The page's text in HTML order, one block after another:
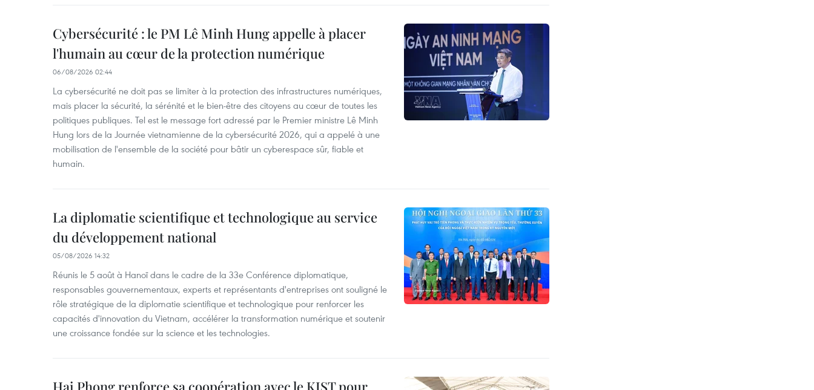
Cybersécurité : le PM Lê Minh Hung appelle à placer
l'humain au cœur de la protection numérique
06/08/2026 02:44
La cybersécurité ne doit pas se limiter à la protection des infrastructures numériques,
mais placer la sécurité, la sérénité et le bien-être des citoyens au cœur de toutes les
politiques publiques. Tel est le message fort adressé par le Premier ministre Lê Minh
Hung lors de la Journée vietnamienne de la cybersécurité 2026, qui a appelé à une
mobilisation de l'ensemble de la société pour bâtir un cyberespace sûr, fiable et
humain.
La diplomatie scientifique et technologique au service
du développement national
05/08/2026 14:32
Réunis le 5 août à Hanoï dans le cadre de la 33e Conférence diplomatique,
responsables gouvernementaux, experts et représentants d'entreprises ont souligné le
rôle stratégique de la diplomatie scientifique et technologique pour renforcer les
capacités d'innovation du Vietnam, accélérer la transformation numérique et soutenir
une croissance fondée sur la science et les technologies.
Hai Phong renforce sa coopération avec le KIST pour